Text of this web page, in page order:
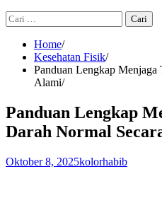
Cari
untuk:
Home
Kesehatan Fisik
Panduan Lengkap Menjaga
Alami
Panduan Lengkap
Darah Normal
Oktober 8, 2025kolorhabib